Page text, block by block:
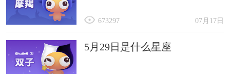
07月17日
673297
5月29日是什么星座